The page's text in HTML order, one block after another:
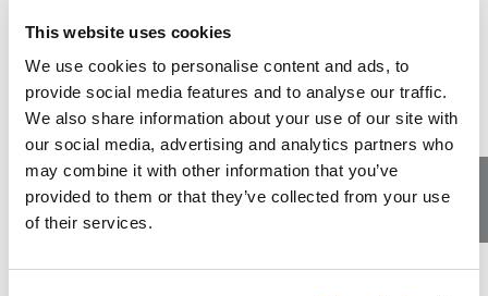
This website uses cookies
We use cookies to personalise content and ads, to
provide social media features and to analyse our traffic.
We also share information about your use of our site with
our social media, advertising and analytics partners who
may combine it with other information that you’ve
provided to them or that they’ve collected from your use
of their services.
Urheberrechte
Die Urheberrechte und alle anderen Rechte an Inhalten,
Bildern, Fotos oder anderen Dateien auf dieser Website
gehören ausschliesslich der Soudronic Group.
Handelsregistereintrag